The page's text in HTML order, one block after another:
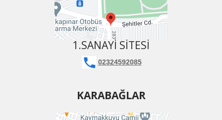
1.SANAYI SITESI
02324592085
KARABAĞLAR